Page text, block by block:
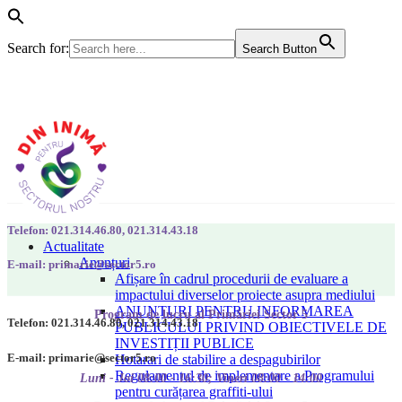
Search for: Search Button
Actualitate
Anunțuri
Afișare în cadrul procedurii de evaluare a
impactului diverselor proiecte asupra mediului
ANUNȚURI PENTRU INFORMAREA
PUBLICULUI PRIVIND OBIECTIVELE DE
INVESTIȚII PUBLICE
Hotarari de stabilire a despagubirilor
Regulamentul de implementare a Programului
pentru curățarea graffiti-ului
Telefon: 021.314.46.80, 021.314.43.18
E-mail: primarie@sector5.ro
Program de lucru al Primăriei Sector 5
Luni - Joi 08:00 - 16:30; Vineri 08:00 - 14:00
Telefon: 021.314.46.80, 021.314.43.18
E-mail: primarie@sector5.ro